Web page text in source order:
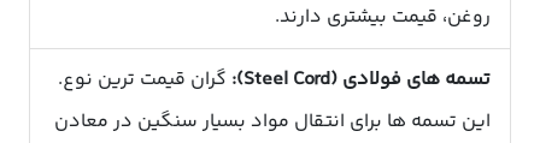
روغن، قیمت بیشتری دارند.
تسمه های فولادی (Steel Cord):
گران قیمت ترین نوع.
این تسمه ها برای انتقال مواد بسیار سنگین در معادن